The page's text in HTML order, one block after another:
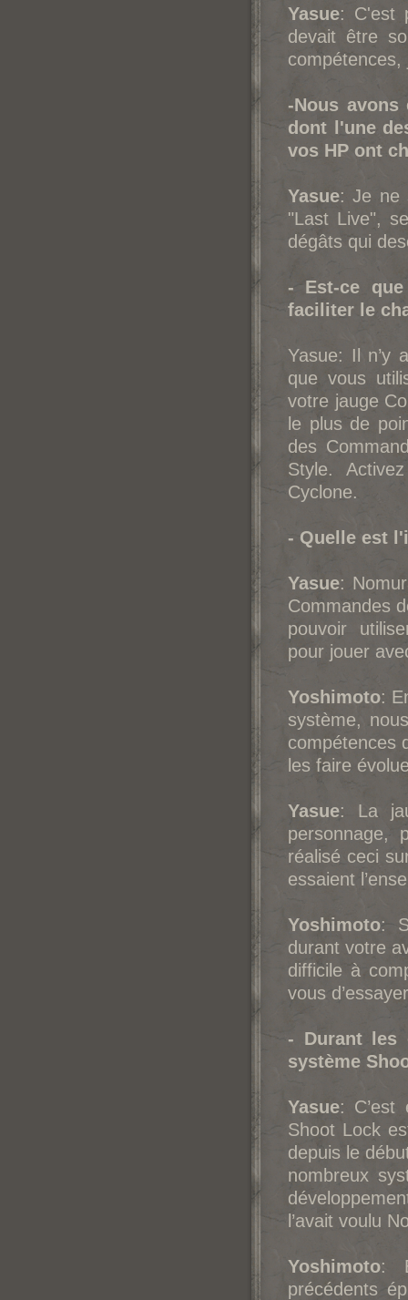
Yasue: C'est
devait être
compétences,
-Nous
dont l'une
vos HP ont
Yasue: Je ne
"Last Live",
dégâts qui
- Est-ce
faciliter le
Yasue: Il n’y
que vous
votre jauge
le plus de
des
Style.
Cyclone.
- Quelle est
Yasue:
Commandes
pouvoir
pour jouer
Yoshimoto:
système,
compétences
les faire
Yasue: La
personnage,
réalisé ceci
essaient
Yoshimoto:
durant votre
difficile à
vous
- Durant les
système
Yasue: C’est
Shoot Lock
depuis le
nombreux
l’avait voulu
Yoshimoto:
précédents